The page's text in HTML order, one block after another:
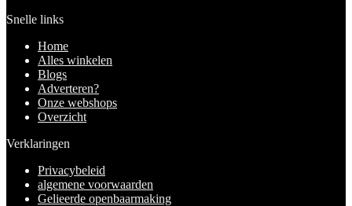
Snelle links
Home
Alles winkelen
Blogs
Adverteren?
Onze webshops
Overzicht
Verklaringen
Privacybeleid
algemene voorwaarden
Gelieerde openbaarmaking